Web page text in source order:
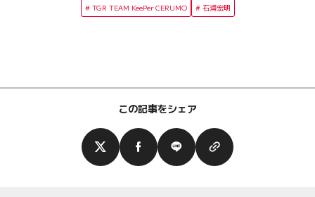
TGR TEAM KeePer CERUMO
石浦宏明
この記事をシェア